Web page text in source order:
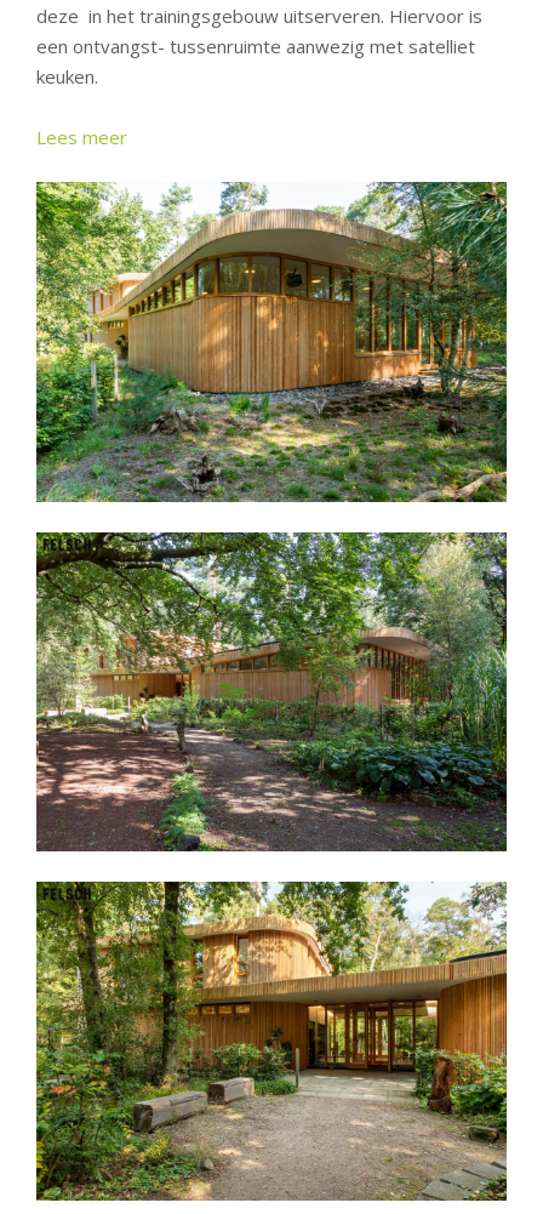
deze in het trainingsgebouw uitserveren. Hiervoor is
een ontvangst- tussenruimte aanwezig met satelliet
keuken.
Lees meer